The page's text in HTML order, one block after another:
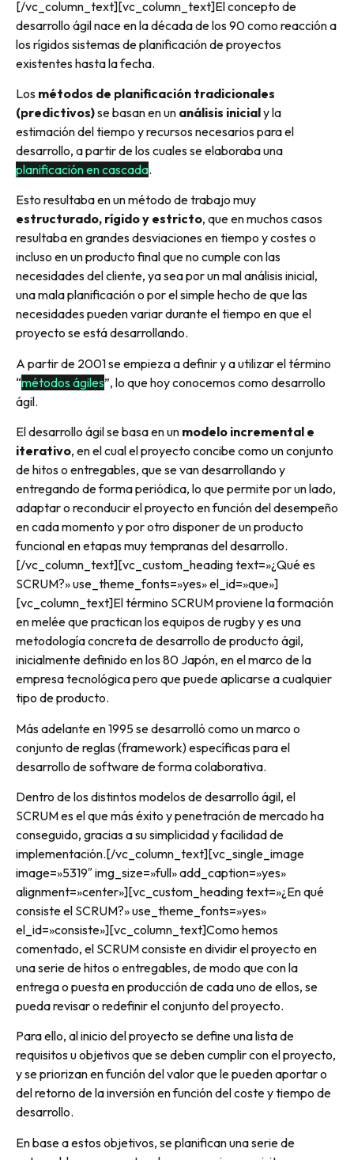
[/vc_column_text][vc_column_text]El concepto de
desarrollo ágil nace en la década de los 90 como reacción a
los rígidos sistemas de planificación de proyectos
existentes hasta la fecha.
Los métodos de planificación tradicionales
(predictivos)se basan en un análisis inicialy la
estimación del tiempo y recursos necesarios para el
desarrollo, a partir de los cuales se elaboraba una
planificación en cascada.
Esto resultaba en un método de trabajo muy
estructurado, rígido y estricto, que en muchos casos
resultaba en grandes desviaciones en tiempo y costes o
incluso en un producto final que no cumple con las
necesidades del cliente, ya sea por un mal análisis inicial,
una mala planificación o por el simple hecho de que las
necesidades pueden variar durante el tiempo en que el
proyecto se está desarrollando.
A partir de 2001 se empieza a definir y a utilizar el término
“métodos ágiles”, lo que hoy conocemos como desarrollo
ágil.
El desarrollo ágil se basa en un modelo incremental e
iterativo, en el cual el proyecto concibe como un conjunto
de hitos o entregables, que se van desarrollando y
entregando de forma periódica, lo que permite por un lado,
adaptar o reconducir el proyecto en función del desempeño
en cada momento y por otro disponer de un producto
funcional en etapas muy tempranas del desarrollo.
[/vc_column_text][vc_custom_heading text=»¿Qué es
SCRUM?» use_theme_fonts=»yes» el_id=»que»]
[vc_column_text]El término SCRUM proviene la formación
en melée que practican los equipos de rugby y es una
metodología concreta de desarrollo de producto ágil,
inicialmente definido en los 80 Japón, en el marco de la
empresa tecnológica pero que puede aplicarse a cualquier
tipo de producto.
Más adelante en 1995 se desarrolló como un marco o
conjunto de reglas (framework) específicas para el
desarrollo de software de forma colaborativa.
Dentro de los distintos modelos de desarrollo ágil, el
SCRUM es el que más éxito y penetración de mercado ha
conseguido, gracias a su simplicidad y facilidad de
implementación.[/vc_column_text][vc_single_image
image=»5319″ img_size=»full» add_caption=»yes»
alignment=»center»][vc_custom_heading text=»¿En qué
consiste el SCRUM?» use_theme_fonts=»yes»
el_id=»consiste»][vc_column_text]Como hemos
comentado, el SCRUM consiste en dividir el proyecto en
una serie de hitos o entregables, de modo que con la
entrega o puesta en producción de cada uno de ellos, se
pueda revisar o redefinir el conjunto del proyecto.
Para ello, al inicio del proyecto se define una lista de
requisitos u objetivos que se deben cumplir con el proyecto,
y se priorizan en función del valor que le pueden aportar o
del retorno de la inversión en función del coste y tiempo de
desarrollo.
En base a estos objetivos, se planifican una serie de